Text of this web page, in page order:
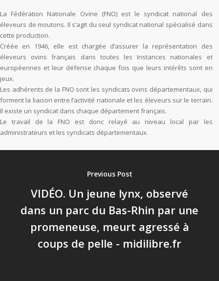
La Fédération Nationale Ovine (FNO) est le syndicat national des
éleveurs de moutons. Il s’agit du seul syndicat national spécialisé dans
cette production.
Créée en 1946, elle est chargée d’assurer la représentation des
éleveurs ovins français dans toutes les Instances nationales et
européennes et leur défense chaque fois que leurs intérêts sont en
jeux.
Les adhérents de la FNO sont les syndicats ovins départementaux, qui
forment la liaison entre l’activité nationale et les éleveurs sur le terrain.
Il existe un syndicat dans chaque département français.
Le travail de la FNO est donc relayé au niveau local par les
administrateurs et les syndicats départementaux.
Previous Post
VIDÉO. Un jeune lynx, observé
dans un parc du Bas-Rhin par une
promeneuse, meurt agressé à
coups de pelle - midilibre.fr